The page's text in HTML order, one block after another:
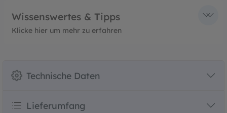
Wissenswertes & Tipps
Klicke hier um mehr zu erfahren
Technische Daten
Lieferumfang